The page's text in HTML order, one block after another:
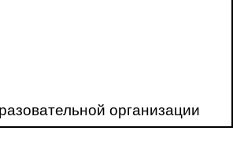
организации